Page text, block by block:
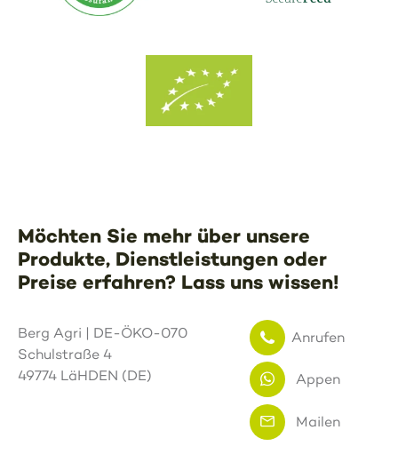
Möchten Sie mehr über unsere
Produkte, Dienstleistungen oder
Preise erfahren? Lass uns wissen!
Berg Agri | DE-ÖKO-070
Schulstraße 4
49774 LäHDEN (DE)
Anrufen
Appen
Mailen